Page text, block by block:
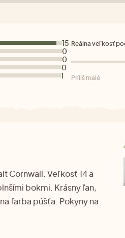
15
0
0
0
1
Reálna veľkosť
Príliš malé
Cornwall. Veľkosť 14 a
bokmi. Krásny ľan,
farba púšťa. Pokyny na